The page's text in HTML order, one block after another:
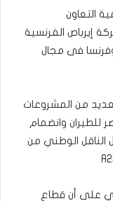
التعاون
إيرباص الفرنسية
وفرنسا فى مجال
من المشروعات
وانضمام
الناقل الوطني من
على أن قطاع